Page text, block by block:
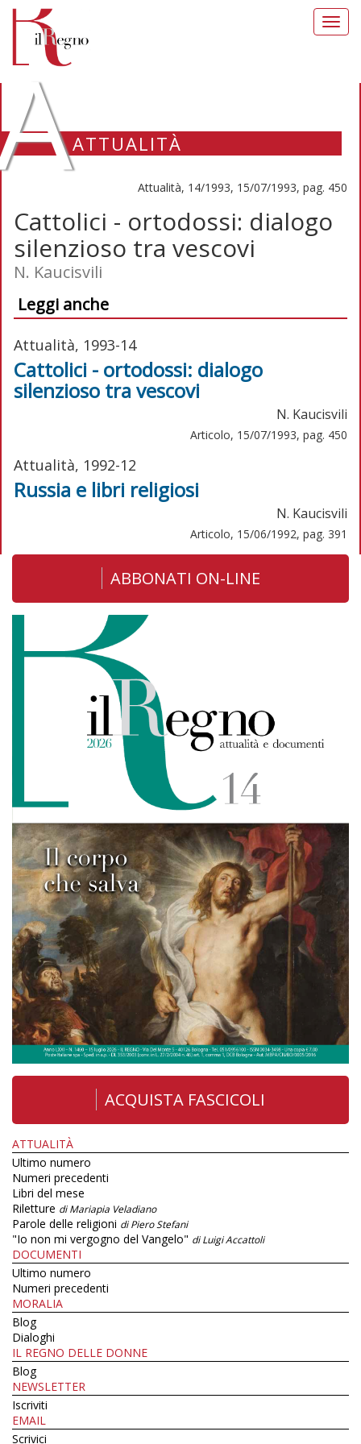
ATTUALITÀ
Attualità, 14/1993, 15/07/1993, pag. 450
Cattolici - ortodossi: dialogo
silenzioso tra vescovi
N. Kaucisvili
Leggi anche
Attualità, 1993-14
Cattolici - ortodossi: dialogo
silenzioso tra vescovi
N. Kaucisvili
Articolo, 15/07/1993, pag. 450
Attualità, 1992-12
Russia e libri religiosi
N. Kaucisvili
Articolo, 15/06/1992, pag. 391
ABBONATI ON-LINE
ACQUISTA FASCICOLI
ATTUALITÀ
Ultimo numero
Numeri precedenti
Libri del mese
Riletture di Mariapia Veladiano
Parole delle religioni di Piero Stefani
"Io non mi vergogno del Vangelo" di Luigi Accattoli
DOCUMENTI
Ultimo numero
Numeri precedenti
MORALIA
Blog
Dialoghi
IL REGNO DELLE DONNE
Blog
NEWSLETTER
Iscriviti
EMAIL
Scrivici